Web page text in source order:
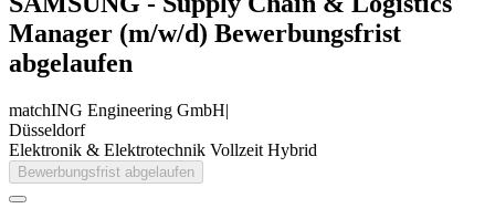
Manager (m/w/d) Bewerbungsfrist
abgelaufen
matchING Engineering GmbH|
Düsseldorf
Elektronik & Elektrotechnik Vollzeit Hybrid
Bewerbungsfrist abgelaufen